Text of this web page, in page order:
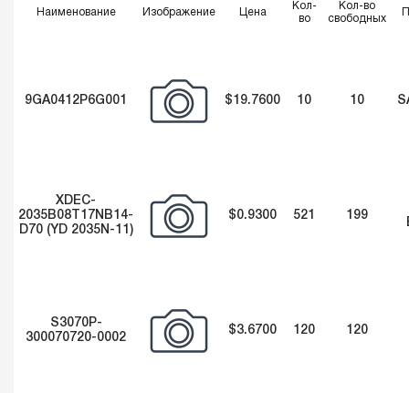
Наименование Изображение Цена
Кол-
во
Кол-во
свободных
9GA0412P6G001 $19.7600 10 10
XDEC-
2035B08T17NB14-
D70 (YD 2035N-11)
$0.9300 521 199
S3070P-
300070720-0002
$3.6700 120 120